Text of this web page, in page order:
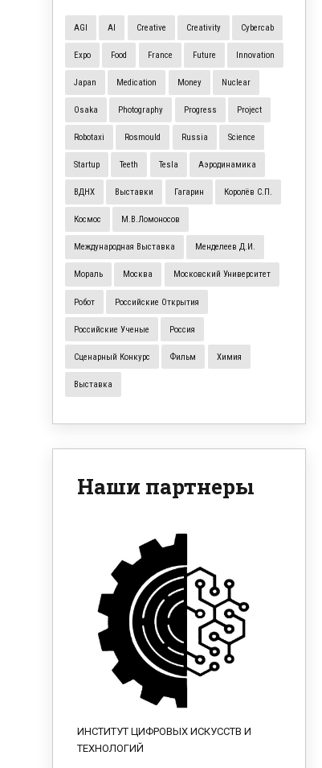
AGI AI Creative Creativity Cybercab
Expo Food France Future Innovation
Japan Medication Money Nuclear
Osaka Photography Progress Project
Robotaxi Rosmould Russia Science
Startup Teeth Tesla Аэродинамика
ВДНХ Выставки Гагарин Королёв С.П.
Космос М.В.Ломоносов
Международная Выставка Менделеев Д.И.
Мораль Москва Московский Университет
Робот Российские Открытия
Российские Ученые Россия
Сценарный Конкурс Фильм Химия
Выставка
Наши партнеры
ИНСТИТУТ ЦИФРОВЫХ ИСКУССТВ И
ТЕХНОЛОГИЙ